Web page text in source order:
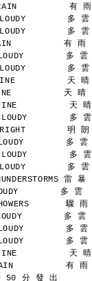
有 雨
多 雲
多 雲
有 雨
多 雲
多 雲
天 晴
天 晴
天 晴
多 雲
明 朗
多 雲
多 雲
多 雲
雷 暴
多 雲
驟 雨
多 雲
多 雲
多 雲
天 晴
有 雨
50 分 發 出